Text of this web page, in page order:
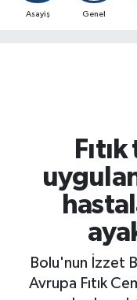
Asayiş Genel
Bolu'nun İzzet
Avrupa Fıtık